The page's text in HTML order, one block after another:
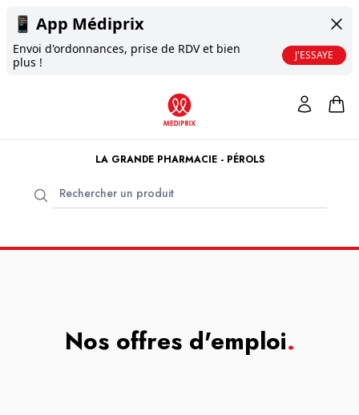
📱 App Médiprix
Envoi d'ordonnances, prise de RDV et bien
plus !
J'ESSAYE
LA GRANDE PHARMACIE - PÉROLS
Nos offres d'emploi.